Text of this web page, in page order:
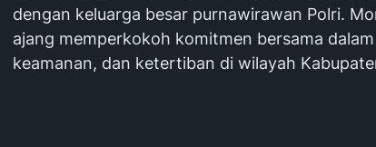
dengan keluarga besar purnawirawan Polri.
ajang memperkokoh komitmen bersama
keamanan, dan ketertiban di wilayah